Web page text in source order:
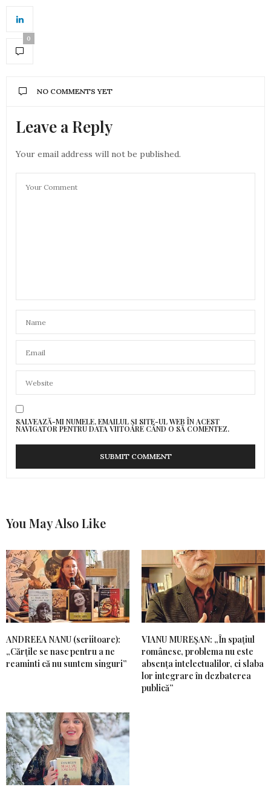
0
NO COMMENTS YET
Leave a Reply
Your email address will not be published.
SALVEAZĂ-MI NUMELE, EMAILUL ȘI SITE-UL WEB ÎN ACEST
NAVIGATOR PENTRU DATA VIITOARE CÂND O SĂ COMENTEZ.
You May Also Like
ANDREEA NANU (scriitoare):
„Cărțile se nasc pentru a ne
reaminti că nu suntem singuri”
VIANU MUREȘAN: „În spațiul
românesc, problema nu este
absența intelectualilor, ci slaba
lor integrare în dezbaterea
publică”